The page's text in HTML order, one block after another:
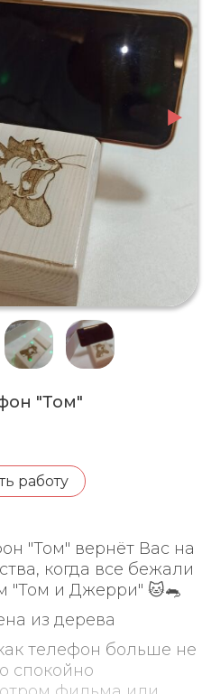
"Том"
работу
"Том" вернёт Вас на
когда все бежали
"Том и Джерри" 🐱🐀
из дерева
телефон больше не
спокойно